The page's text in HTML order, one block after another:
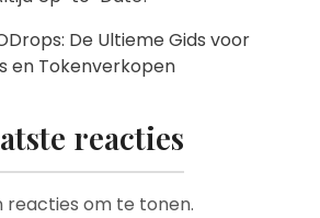
De Ultieme Gids voor
en Tokenverkopen
reacties
reacties om te tonen.